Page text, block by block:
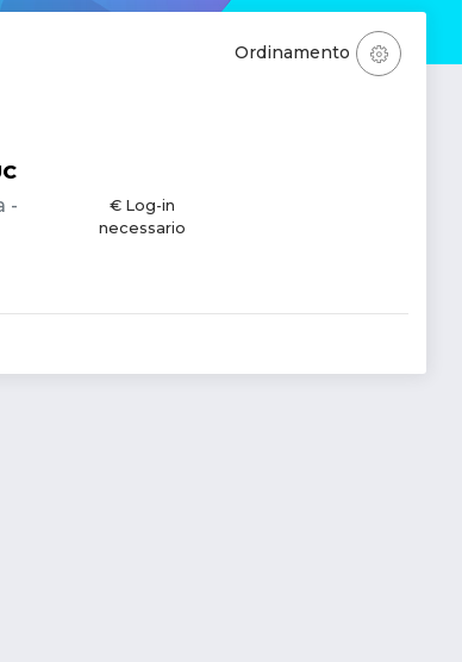
Ordinamento
-
€ Log-in
necessario